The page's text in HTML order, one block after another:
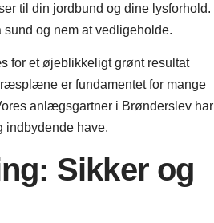
til din jordbund og dine lysforhold.
og nem at vedligeholde.
et øjeblikkeligt grønt resultat
er fundamentet for mange
anlægsgartner i Brønderslev har
indbydende have.
Sikker og